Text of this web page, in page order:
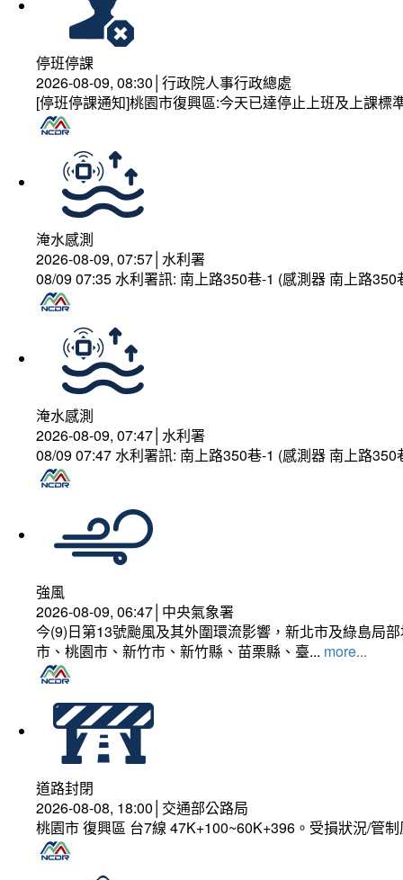
停班停課
2026-08-09, 08:30│行政院人事行政總處
[停班停課通知]桃園市復興區:今天已達停止上班及上課
淹水感測
2026-08-09, 07:57│水利署
08/09 07:35 水利署訊: 南上路350巷-1 (感測器 南上路
淹水感測
2026-08-09, 07:47│水利署
08/09 07:47 水利署訊: 南上路350巷-1 (感測器 南上路
強風
2026-08-09, 06:47│中央氣象署
今(9)日第13號颱風及其外圍環流影響，新北市及綠島局
市、桃園市、新竹市、新竹縣、苗栗縣、臺... more...
道路封閉
2026-08-08, 18:00│交通部公路局
桃園市 復興區 台7線 47K+100~60K+396。受損狀況/管